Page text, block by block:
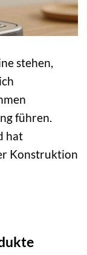
stehen,
führen.
hat
Konstruktion